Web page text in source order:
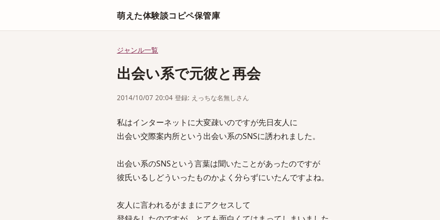
萌えた体験談コピペ保管庫
ジャンル一覧
出会い系で元彼と再会
2014/10/07 20:04 登録: えっちな名無しさん
私はインターネットに大変疎いのですが先日友人に
出会い交際案内所という出会い系のSNSに誘われました。
出会い系のSNSという言葉は聞いたことがあったのですが
彼氏いるしどういったものかよく分らずにいたんですよね。
友人に言われるがままにアクセスして